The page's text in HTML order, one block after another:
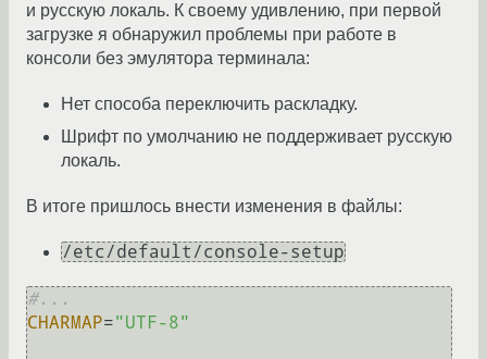
и русскую локаль. К своему удивлению, при первой
загрузке я обнаружил проблемы при работе в
консоли без эмулятора терминала:
Нет способа переключить раскладку.
Шрифт по умолчанию не поддерживает русскую
локаль.
В итоге пришлось внести изменения в файлы:
/etc/default/console-setup
#...
CHARMAP="UTF-8"